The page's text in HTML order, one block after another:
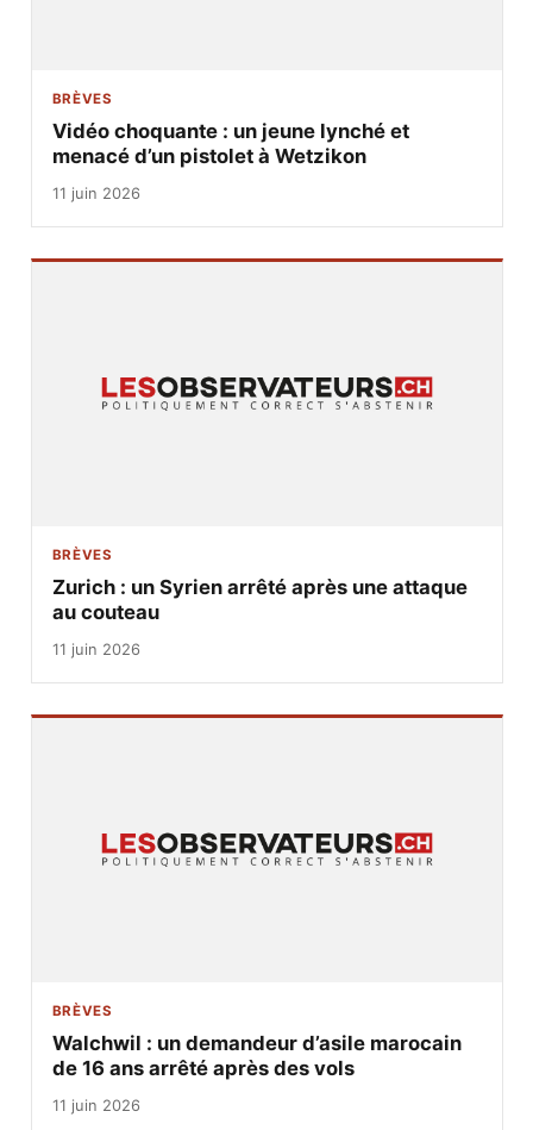
BRÈVES
Vidéo choquante : un jeune lynché et
menacé d’un pistolet à Wetzikon
11 juin 2026
BRÈVES
Zurich : un Syrien arrêté après une attaque
au couteau
11 juin 2026
BRÈVES
Walchwil : un demandeur d’asile marocain
de 16 ans arrêté après des vols
11 juin 2026